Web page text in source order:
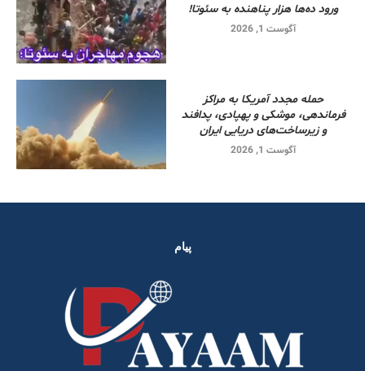
ورود ده‌ها هزار پناهنده به سئوتا!
آگوست 1, 2026
حمله مجدد آمریکا به مراکز
فرماندهی، موشکی و پهپادی، پدافند
و زیرساخت‌های دریایی ایران
آگوست 1, 2026
پیام